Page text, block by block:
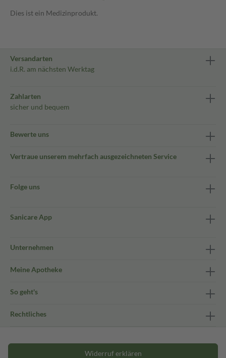
Dies ist ein Medizinprodukt.
Versandarten
i.d.R. am nächsten Werktag
Zahlarten
sicher und bequem
Bewerte uns
Vertraue unserem mehrfach ausgezeichneten Service
Folge uns
Sanicare App
Unternehmen
Meine Apotheke
So geht's
Rechtliches
Widerruf erklären